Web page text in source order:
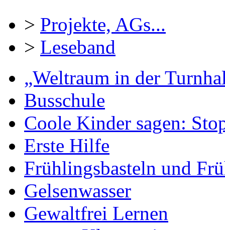
> Projekte, AGs...
> Leseband
„Weltraum in der
Busschule
Coole Kinder sagen:
Erste Hilfe
Frühlingsbasteln und
Gelsenwasser
Gewaltfrei Lernen